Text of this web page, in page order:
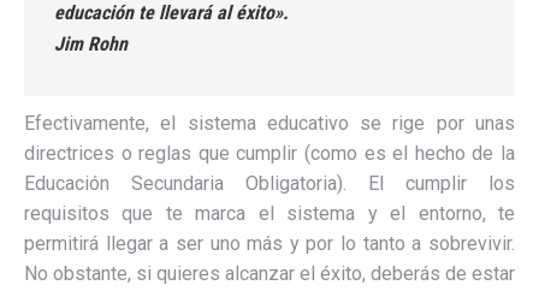
educación te llevará al éxito».
Jim Rohn
Efectivamente, el sistema educativo se rige por unas
directrices o reglas que cumplir (como es el hecho de la
Educación Secundaria Obligatoria). El cumplir los
requisitos que te marca el sistema y el entorno, te
permitirá llegar a ser uno más y por lo tanto a sobrevivir.
No obstante, si quieres alcanzar el éxito, deberás de estar